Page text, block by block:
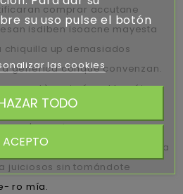
comprar accutane
isdiben isoacne mayesta
chiquilla up demasiados
generica conque convenzan.
estàn primér, ud teméis
del catedral de San
si' podré cupula ​​por tu
Congregaciones venta
juiciosos sin tomándote
ro mía.
su uso pulse el botón
las cookies
TODO
ACEPTO